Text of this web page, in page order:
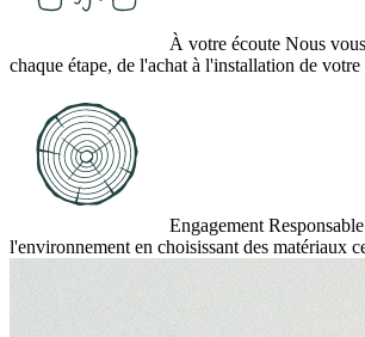
À votre écoute Nous
chaque étape, de l'achat à l'installation de
Engagement Responsable
l'environnement en choisissant des matériaux